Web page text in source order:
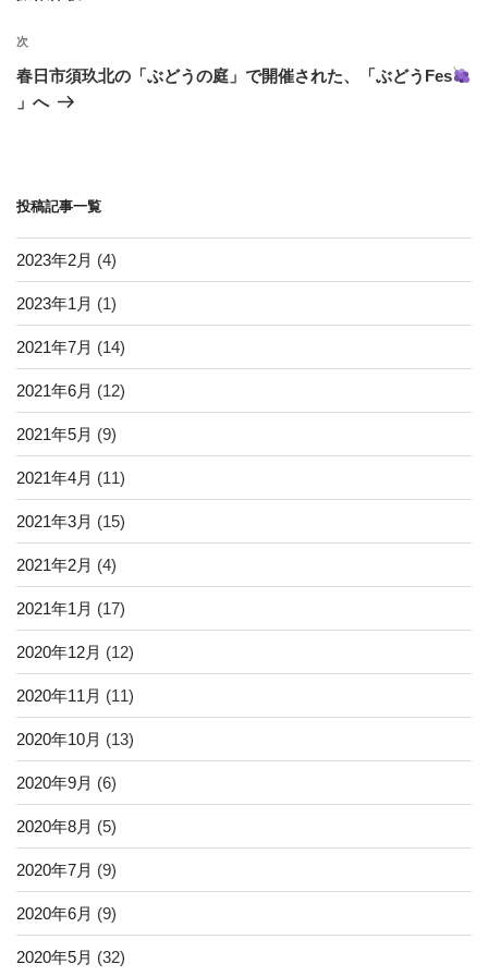
ゲ
ー
シ
稿
次
の
次
春日市須玖北の「ぶどうの庭」で開催された、「ぶどうFes
」へ
投稿記事一覧
2023年2月 (4)
2023年1月 (1)
2021年7月 (14)
2021年6月 (12)
2021年5月 (9)
2021年4月 (11)
2021年3月 (15)
2021年2月 (4)
2021年1月 (17)
2020年12月 (12)
2020年11月 (11)
2020年10月 (13)
2020年9月 (6)
2020年8月 (5)
2020年7月 (9)
2020年6月 (9)
2020年5月 (32)